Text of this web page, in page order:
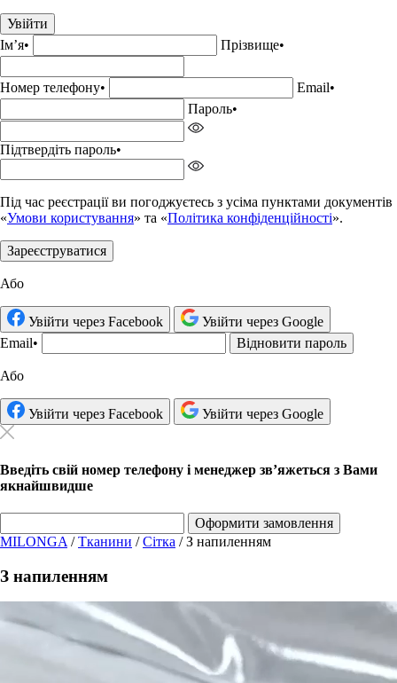
Увійти
Імʼя• Прізвище•
Номер телефону• Email•
Пароль•
Підтвердіть пароль•
Під час реєстрації ви погоджуєтесь з усіма пунктами документів
«Умови користування» та «Політика конфіденційності».
Зареєструватися
Або
Увійти через Facebook
Увійти через Google
Email• Відновити пароль
Або
Увійти через Facebook Увійти через Google
Введіть свій номер телефону і менеджер зв’яжеться з Вами
якнайшвидше
Оформити замовлення
MILONGA /Тканини /Сітка /З напиленням
З напиленням